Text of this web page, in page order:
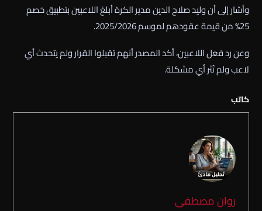
وأشار إلى أن وليد صلاح الدين مدير الكرة أبلغ اللاعبين بتطبيق خصم
25% من قيمة عقودهم لموسم 2025/2026.
وعن رد فعل اللاعبين، أكد المصدر أنهم تقبلوا القرار ولم يتحدث أي
لاعب ولم تُثر أي مشكلة.
كاتب
روان مصطفى